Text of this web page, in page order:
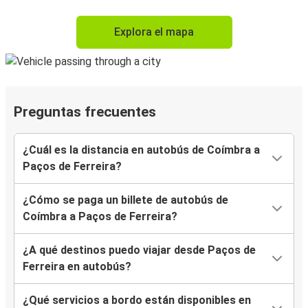
Explora el mapa
Preguntas frecuentes
¿Cuál es la distancia en autobús de Coímbra a
Paços de Ferreira?
¿Cómo se paga un billete de autobús de
Coímbra a Paços de Ferreira?
¿A qué destinos puedo viajar desde Paços de
Ferreira en autobús?
¿Qué servicios a bordo están disponibles en